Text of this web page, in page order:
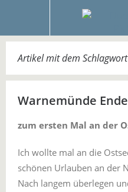
Artikel mit dem Schlagwort
Warnemünde
zum ersten Mal an der
Ich wollte mal an die
schönen Urlauben an der
Nach langem überlegen